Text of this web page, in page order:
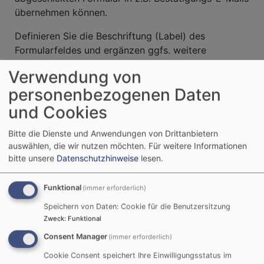
übernehmen können.
Definieren Sie die Beschriftung (Label) des
Formularfeldes und ergänzen ggfs. weitere
können. Hilfetexte erscheinen unterhalb der
Formularfelder. Nach den Klick auf "Übernehmen",
werden ihre Einstellungen direkt im Formular
sichtbar.
Vergessen Sie am Ende nicht, Ihre Konfiguration
über ein Klick auf den Speichern-Button zu sichern!
Eingabeprüfungen ergänzen
Wenn Nutzer das Formular ausfüllen und
Abschicken, können Sie Prüfungen einbauen, um
korrekte Daten zu erhalten. Je nach Feld können Sie
Eingaben prüfen lassen auf:
Verwendung von
personenbezogenen Daten
und Cookies
Bitte die Dienste und Anwendungen von Drittanbietern
auswählen, die wir nutzen möchten. Für weitere Informationen
bitte unsere Datenschutzhinweise lesen.
Funktional (immer erforderlich)
Speichern von Daten: Cookie für die Benutzersitzung
Zweck: Funktional
Consent Manager (immer erforderlich)
Cookie Consent speichert Ihre Einwilligungsstatus im